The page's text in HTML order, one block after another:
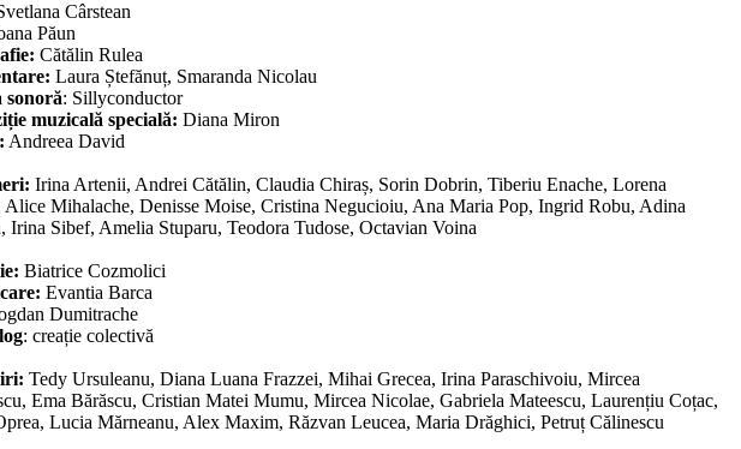
Cârstean
Păun
Cătălin Rulea
Laura Ștefănuț, Smaranda Nicolau
sonoră: Sillyconductor
muzicală specială: Diana Miron
Andreea David
Irina Artenii, Andrei Cătălin, Claudia Chiraș, Sorin Dobrin, Tiberiu Enache, Lorena
Alice Mihalache, Denisse Moise, Cristina Negucioiu, Ana Maria Pop, Ingrid Robu, Adina
Irina Sibef, Amelia Stuparu, Teodora Tudose, Octavian Voina
Biatrice Cozmolici
Evantia Barca
Dumitrache
: creație colectivă
Tedy Ursuleanu, Diana Luana Frazzei, Mihai Grecea, Irina Paraschivoiu, Mircea
Ema Bărăscu, Cristian Matei Mumu, Mircea Nicolae, Gabriela Mateescu, Laurențiu Coțac,
Lucia Mărneanu, Alex Maxim, Răzvan Leucea, Maria Drăghici, Petruț Călinescu